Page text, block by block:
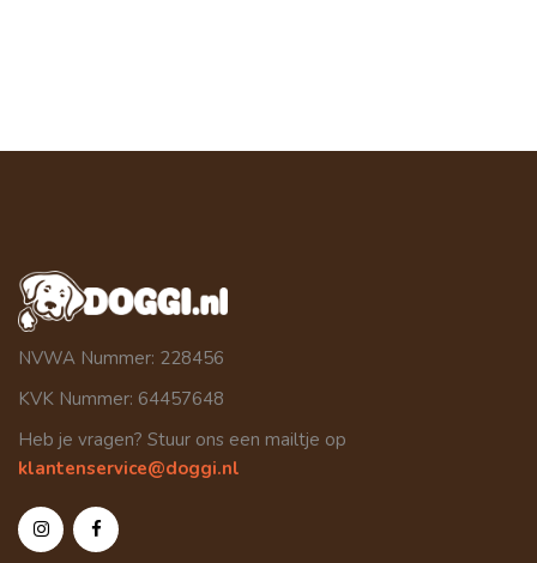
NVWA Nummer: 228456
KVK Nummer: 64457648
Heb je vragen? Stuur ons een mailtje op
klantenservice@doggi.nl